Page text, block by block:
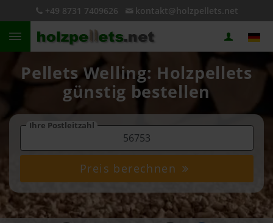
+49 8731 7409626 kontakt@holzpellets.net
Pellets Welling: Holzpellets
günstig bestellen
Ihre Postleitzahl
Preis berechnen